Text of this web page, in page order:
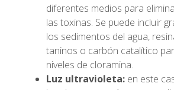
diferentes medios para
las toxinas. Se puede incluir
los sedimentos del agua,
taninos o carbón catalítico
niveles de cloramina.
Luz ultravioleta: en este